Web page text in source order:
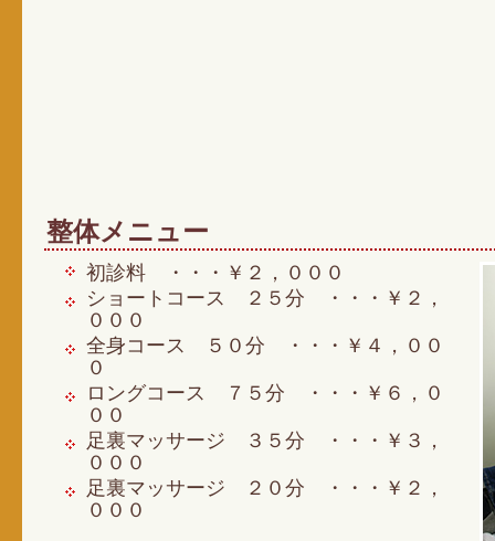
整体メニュー
初診料 ・・・￥２，０００
ショートコース ２５分 ・・・￥２，
０００
全身コース ５０分 ・・・￥４，００
０
ロングコース ７５分 ・・・￥６，０
００
足裏マッサージ ３５分 ・・・￥３，
０００
足裏マッサージ ２０分 ・・・￥２，
０００